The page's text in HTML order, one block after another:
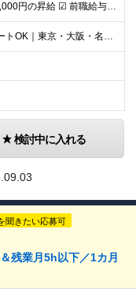
☑︎ 直近実績、月平均17,000円の昇給 ☑︎ 前職給与100%保証 ☑︎ 実質還元率80～90% ☑︎ 待機時も給与は満額支給 月給35万円～70万円＋交通費など各種手当 ※想定年収：4,200
＼全国募集｜フルリモートOK｜東京・大阪・名古屋エリアは出社案件も豊富／ 【1】フルリモートの場合…全国各地にて完全在宅勤務が可能！強制的な出社日もありません。 【2】出社の場合…本社、大阪支店、も
検討中に入れる
聞きたい応募可
残業月5h以下／1カ月